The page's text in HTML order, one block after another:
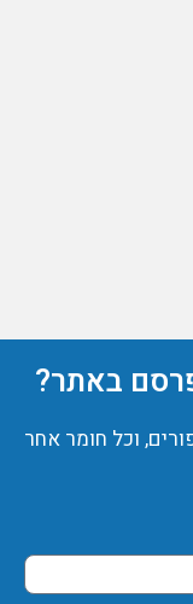
באתר?
וכל חומר אחר